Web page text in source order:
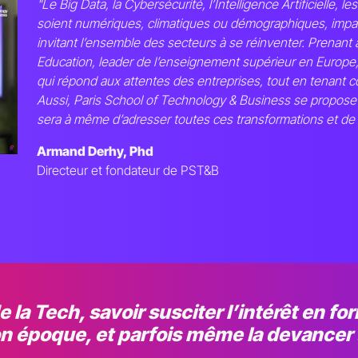
d'une école
et
"Le Big Data, la Cybersécurité, l’Intelligence Artificielle,
soient numériques, climatiques ou démographiques,
invitant l’ensemble des secteurs à se réinventer.
Education, leader de l’enseignement supérieur en
qui répond aux attentes des entreprises, tout en tenant
Aussi, Paris School of Technology & Business se
sera à même d’adresser toutes ces transformations et
Armand Derhy, Phd
Directeur et fondateur de PST&B
la Tech, savoir susciter l’intérêt en
époque, et parfois même la devancer